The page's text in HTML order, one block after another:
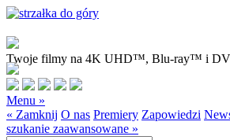
Twoje filmy na 4K UHD™, Blu-ray™ i
Menu »
« Zamknij O nas Premiery Zapowiedzi
szukanie zaawansowane »